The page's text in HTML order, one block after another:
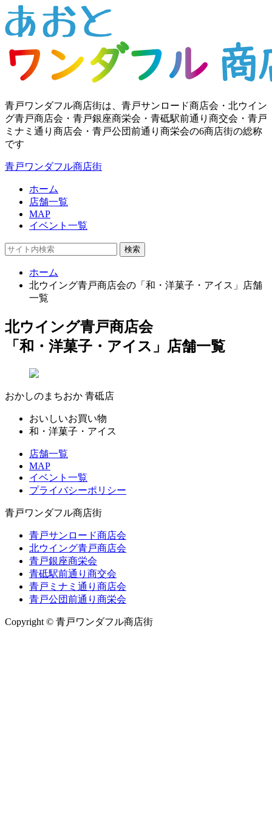
青戸ワンダフル商店街は、青戸サンロード商店会・北ウイン
グ青戸商店会・青戸銀座商栄会・青砥駅前通り商交会・青戸
ミナミ通り商店会・青戸公団前通り商栄会の6商店街の総称
です
青戸ワンダフル商店街
ホーム
店舗一覧
MAP
イベント一覧
検索
ホーム
北ウイング青戸商店会の「和・洋菓子・アイス」店舗
一覧
北ウイング青戸商店会
「和・洋菓子・アイス」店舗一覧
おかしのまちおか 青砥店
おいしいお買い物
和・洋菓子・アイス
店舗一覧
MAP
イベント一覧
プライバシーポリシー
青戸ワンダフル商店街
青戸サンロード商店会
北ウイング青戸商店会
青戸銀座商栄会
青砥駅前通り商交会
青戸ミナミ通り商店会
青戸公団前通り商栄会
Copyright © 青戸ワンダフル商店街